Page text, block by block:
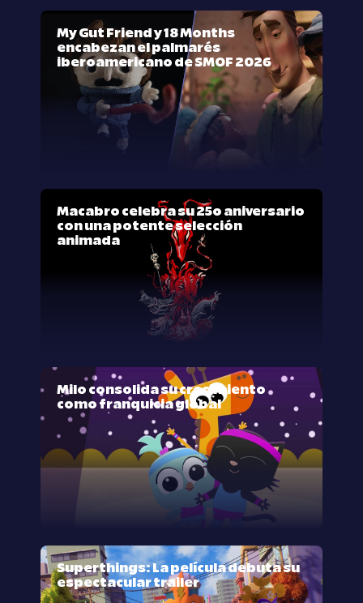
My Gut Friend y 18 Months
encabezan el palmarés
iberoamericano de SMOF 2026
Macabro celebra su 25º aniversario
con una potente selección
animada
Milo consolida su crecimiento
como franquicia global
Superthings: La película debuta su
espectacular trailer